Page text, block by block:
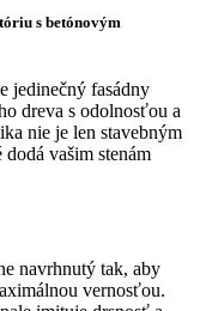
s betónovým
jedinečný fasádny
dreva s odolnosťou a
nie je len stavebným
vašim stenám
navrhnutý tak, aby
vernosťou.